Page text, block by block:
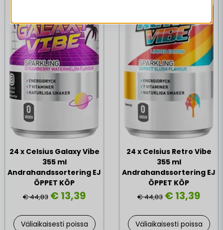
24 x Celsius Galaxy Vibe
355 ml
Andrahandssortering EJ
ÖPPET KÖP
€ 44,83 € 13,39
Väliaikaisesti poissa
24 x Celsius Retro Vibe
355 ml
Andrahandssortering EJ
ÖPPET KÖP
€ 44,83 € 13,39
Väliaikaisesti poissa